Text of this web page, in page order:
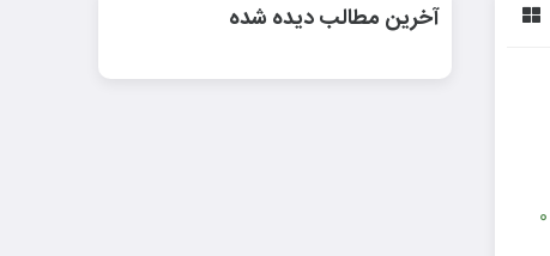
۰
آخرین مطالب دیده شده